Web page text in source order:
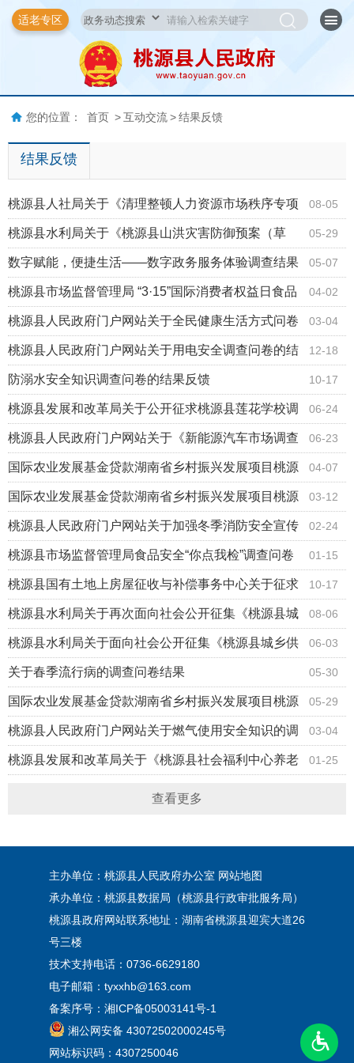
适老专区
您的位置： 首页 > 互动交流 > 结果反馈
结果反馈
08-05
桃源县人社局关于《清理整顿人力资源市场秩序专项
行动》线索征集结果的公告 05-29
桃源县水利局关于《桃源县山洪灾害防御预案（草
案）》向社会公开征求意见结果的公告 05-07
数字赋能，便捷生活——数字政务服务体验调查结果
反馈 04-02
桃源县市场监督管理局 “3·15”国际消费者权益日食品
安全 “你点我检惠民生”活动调查问卷的结果反馈 03-04
桃源县人民政府门户网站关于全民健康生活方式问卷
调查结果反馈 12-18
桃源县人民政府门户网站关于用电安全调查问卷的结
果反馈 10-17
防溺水安全知识调查问卷的结果反馈
06-24
桃源县发展和改革局关于公开征求桃源县莲花学校调
整学费收费标准意见的结果反馈 06-23
桃源县人民政府门户网站关于《新能源汽车市场调查
问卷》的结果反馈 04-07
国际农业发展基金贷款湖南省乡村振兴发展项目桃源
县2025年第二批商业计划书评审结果 03-12
国际农业发展基金贷款湖南省乡村振兴发展项目桃源
县2025年第一批商业计划书评审结果 02-24
桃源县人民政府门户网站关于加强冬季消防安全宣传
的问卷调查结果反馈 01-15
桃源县市场监督管理局食品安全“你点我检”调查问卷
结果 10-17
桃源县国有土地上房屋征收与补偿事务中心关于征求
沅水桃源枢纽二线船闸项目国有土地上房屋征收与补
偿工作方案意见的结果反馈
08-06
桃源县水利局关于再次面向社会公开征集《桃源县城
乡供水高质量发展规划》（2024－2027年）意见的
结果反馈
06-03
桃源县水利局关于面向社会公开征集《桃源县城乡供
水高质量发展规划》（2024－2027年）意见的结果
反馈
05-30
关于春季流行病的调查问卷结果
05-29
国际农业发展基金贷款湖南省乡村振兴发展项目桃源
县商业计划书评审结果 03-04
桃源县人民政府门户网站关于燃气使用安全知识的调
查问卷结果 01-25
桃源县发展和改革局关于《桃源县社会福利中心养老
查看更多
主办单位：桃源县人民政府办公室 网站地图
承办单位：桃源县数据局（桃源县行政审批服务局）
桃源县政府网站联系地址：湖南省桃源县迎宾大道26
号三楼
技术支持电话：0736-6629180
电子邮箱：tyxxhb@163.com
备案序号： 湘ICP备05003141号-1
湘公网安备 43072502000245号
网站标识码：4307250046